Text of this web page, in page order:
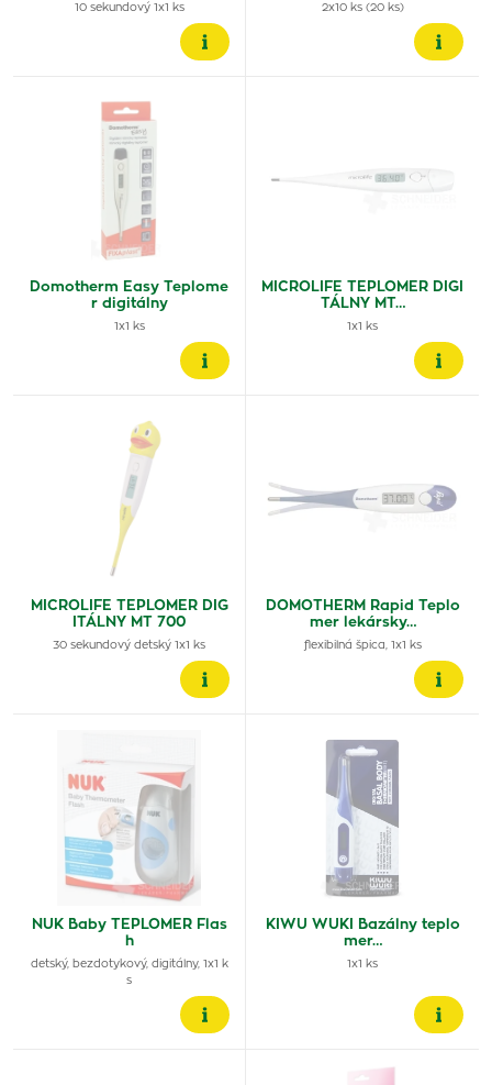
10 sekundový 1x1 ks 2x10 ks (20 ks)
Domotherm Easy Teplome
r digitálny
1x1 ks
MICROLIFE TEPLOMER DIGI
TÁLNY MT…
1x1 ks
MICROLIFE TEPLOMER DIG
ITÁLNY MT 700
30 sekundový detský 1x1 ks
DOMOTHERM Rapid Teplo
mer lekársky…
flexibilná špica, 1x1 ks
NUK Baby TEPLOMER Flas
h
detský, bezdotykový, digitálny, 1x1 k
s
KIWU WUKI Bazálny teplo
mer…
1x1 ks